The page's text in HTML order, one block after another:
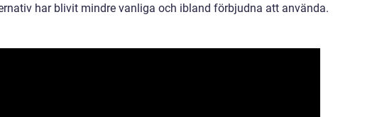
har blivit mindre vanliga och ibland förbjudna att använda.